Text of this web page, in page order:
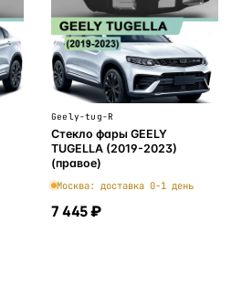
Geely-tug-R
Стекло фары GEELY
TUGELLA (2019-2023)
(правое)
Москва: доставка 0-1 день
7 445 ₽